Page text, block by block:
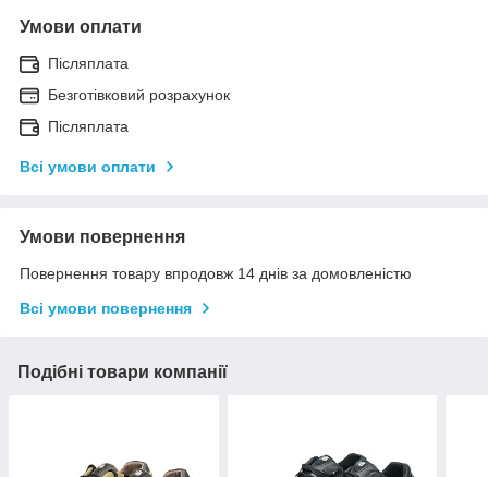
Умови оплати
Післяплата
Безготівковий розрахунок
Післяплата
Всі умови оплати
Умови повернення
Повернення товару впродовж 14 днів за домовленістю
Всі умови повернення
Подібні товари компанії